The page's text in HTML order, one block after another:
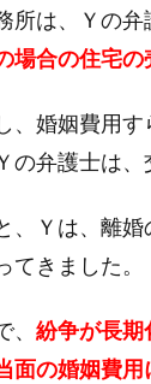
所は、Ｙの弁
場合の住宅
、婚姻費用す
の弁護士は、
、Ｙは、離婚
てきました。
、 紛争が長期
面の婚姻費用